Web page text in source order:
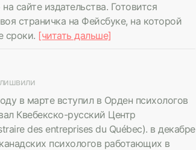
сайте издательства. Готовится
страничка на Фейсбуке, на которой
сроки. [читать дальше]
в марте вступил в Орден психологов
Квебекско-русский Центр
des entreprises du Québec). в декабре
психологов работающих в